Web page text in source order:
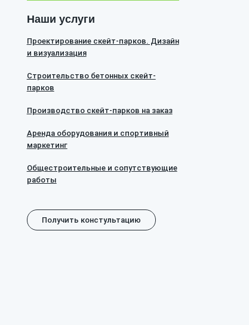
Наши услуги
Проектирование скейт-парков. Дизайн
и визуализация
Строительство бетонных скейт-
парков
Производство скейт-парков на заказ
Аренда оборудования и спортивный
маркетинг
Общестроительные и сопутствующие
работы
Получить констультацию